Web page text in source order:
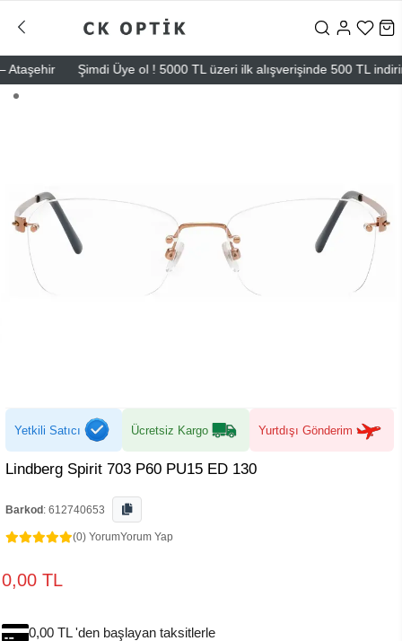
Şimdi Üye ol ! 5000 TL üzeri ilk alışverişinde 500 TL indirim
Yetkili Satıcı Ücretsiz Kargo Yurtdışı Gönderim
Lindberg Spirit 703 P60 PU15 ED 130
Barkod : 612740653
(0) YorumYorum Yap
0,00 TL
0,00 TL 'den başlayan taksitlerle